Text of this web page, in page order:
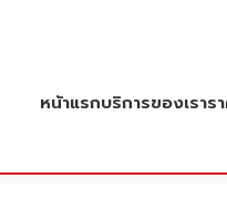
หน้าแรกบริการของเราร